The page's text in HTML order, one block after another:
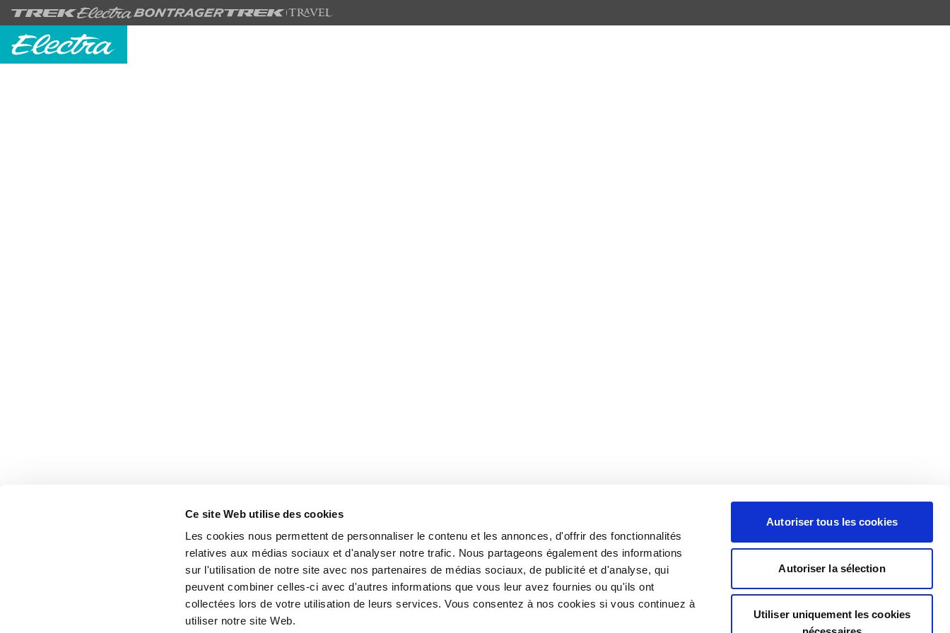
Ce site Web utilise des cookies
Les cookies nous permettent de personnaliser le contenu et les annonces, d'offrir des fonctionnalités
relatives aux médias sociaux et d'analyser notre trafic. Nous partageons également des informations
sur l'utilisation de notre site avec nos partenaires de médias sociaux, de publicité et d'analyse, qui
peuvent combiner celles-ci avec d'autres informations que vous leur avez fournies ou qu'ils ont
collectées lors de votre utilisation de leurs services. Vous consentez à nos cookies si vous continuez à
utiliser notre site Web.
Autoriser tous les cookies
Autoriser la sélection
Utiliser uniquement les cookies